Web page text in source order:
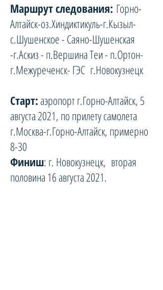
Маршрут следования: Горно-
Алтайск-оз.Хиндиктикуль-г.Кызыл-
с.Шушенское - Саяно-Шушенская
-г.Аскиз - п.Вершина Теи - п.Ортон-
г.Межуреченск- ГЭС г.Новокузнецк
Старт: аэропорт г.Горно-Алтайск, 5
августа 2021, по прилету самолета
г.Москва-г.Горно-Алтайск, примерно
8-30
Финиш: г. Новокузнецк, вторая
половина 16 августа 2021.